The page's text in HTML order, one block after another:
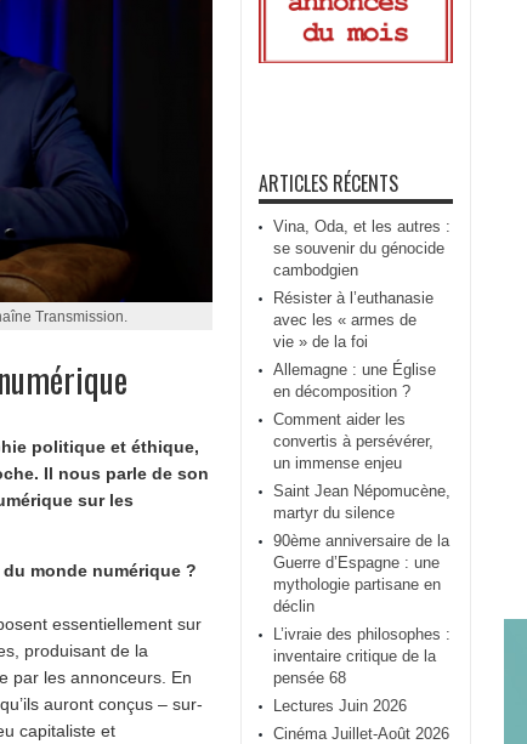
Transmission.
politique et éthique,
Il nous parle de son
sur les
monde numérique ?
essentiellement sur
produisant de la
par les annonceurs. En
auront conçus – sur-
capitaliste et
ARTICLES RÉCENTS
Vina, Oda, et les autres :
se souvenir du génocide
cambodgien
Résister à l’euthanasie
avec les « armes de
vie » de la foi
Allemagne : une Église
en décomposition ?
Comment aider les
convertis à persévérer,
un immense enjeu
Saint Jean Népomucène,
martyr du silence
90ème anniversaire de la
Guerre d’Espagne : une
mythologie partisane en
déclin
L’ivraie des philosophes :
inventaire critique de la
pensée 68
Lectures Juin 2026
Cinéma Juillet-Août 2026